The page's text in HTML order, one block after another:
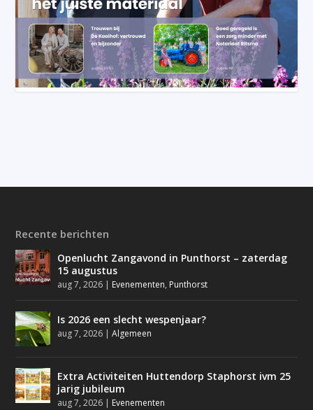
Recente berichten
Openlucht Zangavond in Punthorst – zaterdag
15 augustus
aug 7, 2026 | Evenementen, Punthorst
Is 2026 een slecht wespenjaar?
aug 7, 2026 |Algemeen
Extra Activiteiten Huttendorp Staphorst ivm 25
jarig jubileum
aug 7, 2026 | Evenementen